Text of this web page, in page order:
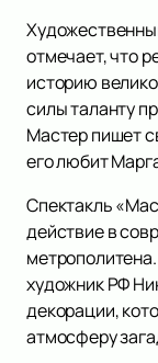
отмечает, что
историю
силы таланту
Мастер пишет
его любит
Спектакль
действие в
художник РФ
декорации,
атмосферу